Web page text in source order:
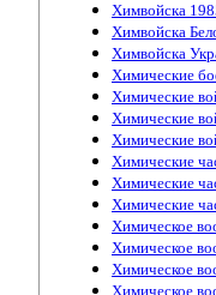
Химвойска
Химвойска
Химвойска
Химические
Химические
Химические
Химические
Химические
Химические
Химические
Химическое
Химическое
Химическое
Химическое